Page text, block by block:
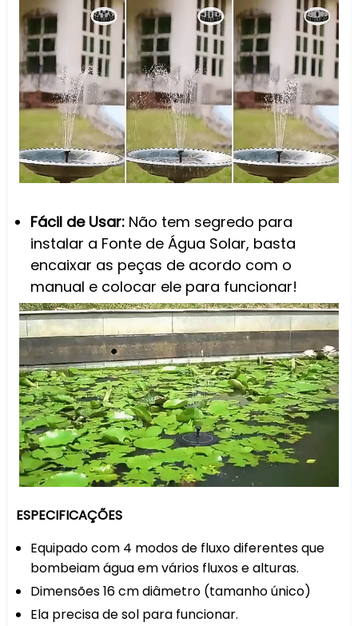
Fácil de Usar: Não tem segredo para
instalar a Fonte de Água Solar, basta
encaixar as peças de acordo com o
manual e colocar ele para funcionar!
ESPECIFICAÇÕES
Equipado com 4 modos de fluxo diferentes que
bombeiam água em vários fluxos e alturas.
Dimensões 16 cm diâmetro (tamanho único)
Ela precisa de sol para funcionar.